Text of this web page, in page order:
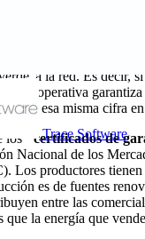
Trace Software
es garantizar que
determinada de
renovables han
a la red. Es decir,
la cooperativa garantiza
con esa misma cifra
los
"certificados de
Nacional de los
Los productores tienen
es de fuentes
entre las
que la energía que